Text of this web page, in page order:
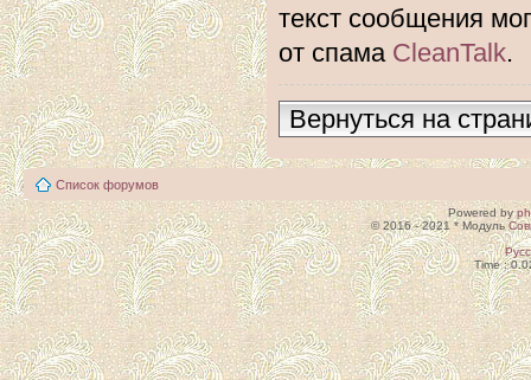
текст сообщения
от спама CleanTalk.
Вернуться на
Список форумов
Powered by
© 2016 - 2021 * Модуль
Time :